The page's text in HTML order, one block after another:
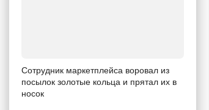
Сотрудник маркетплейса воровал из
посылок золотые кольца и прятал их в
носок